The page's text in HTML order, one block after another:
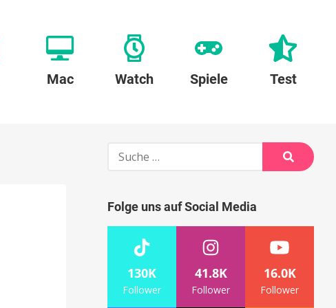
Mac Watch Spiele Test
Suche
Suche
Folge uns auf Social Media
130K
Follower
41.8K
Follower
16.0K
Follower